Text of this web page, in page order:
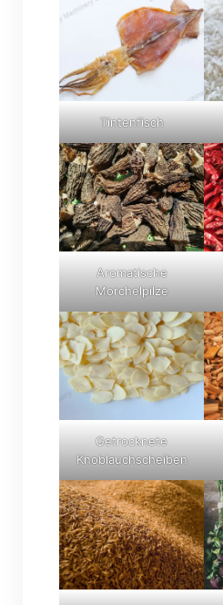
Tintenfisch
Aromatische
Morchelpilze
Getrocknete
Knoblauchscheiben